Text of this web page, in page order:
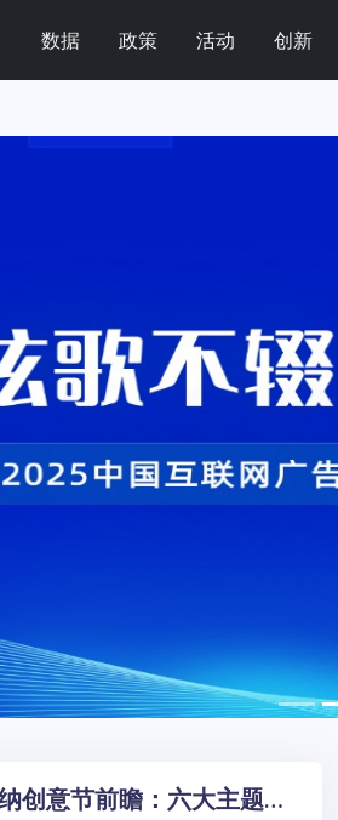
数据 政策 活动 创新
2026戛纳创意节前瞻：六大主题、日程看点